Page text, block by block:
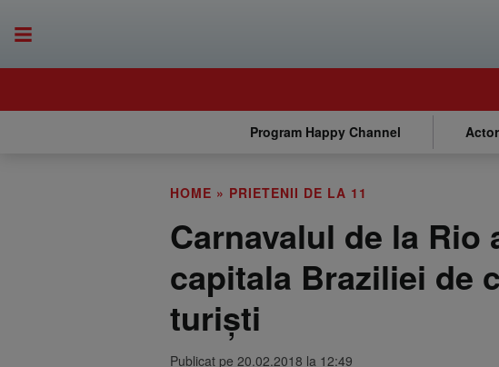
Program Happy Channel
HOME » PRIETENII DE LA 11
Carnavalul de la Rio
capitala Braziliei de
turiști
Publicat pe 20.02.2018 la 12:49